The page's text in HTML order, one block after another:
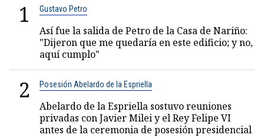
1 Gustavo Petro
Así fue la salida de Petro de la Casa de Nariño:
"Dijeron que me quedaría en este edificio; y no,
aquí cumplo"
2 Posesión Abelardo de la Espriella
Abelardo de la Espriella sostuvo reuniones
privadas con Javier Milei y el Rey Felipe VI
antes de la ceremonia de posesión presidencial